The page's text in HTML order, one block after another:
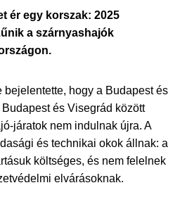
ér egy korszak: 2025
a szárnyashajók
hogy a Budapest és
és Visegrád között
járatok nem indulnak újra. A
és technikai okok állnak: a
költséges, és nem felelnek
elvárásoknak.